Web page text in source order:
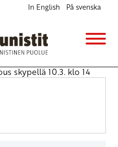
In English På svenska
skypellä 10.3. klo 14